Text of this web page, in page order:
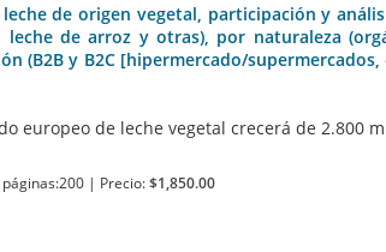
de origen vegetal, participación y
leche de arroz y otras), por naturaleza
(B2B y B2C [hipermercado/
europeo de leche vegetal crecerá de 2.800
| Precio:$1,850.00